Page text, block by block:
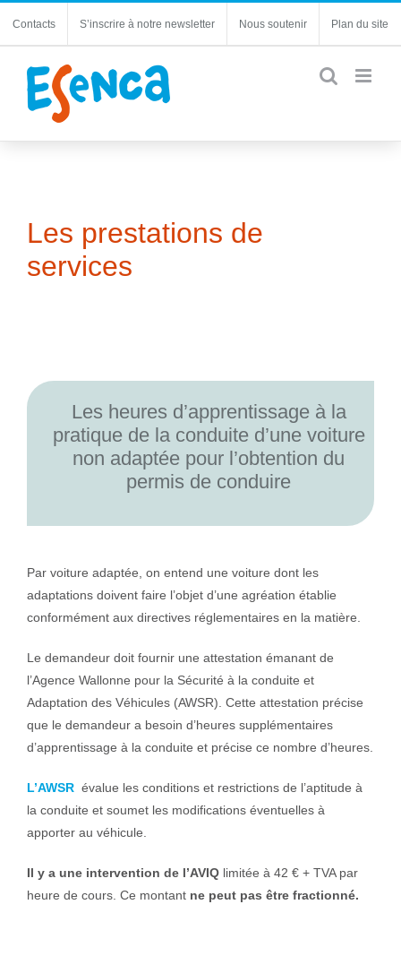
Contacts S’inscrire à notre newsletter Nous soutenir Plan du site
Les prestations de
services
Les heures d’apprentissage à la
pratique de la conduite d’une voiture
non adaptée pour l’obtention du
permis de conduire
Par voiture adaptée, on entend une voiture dont les
adaptations doivent faire l’objet d’une agréation établie
conformément aux directives réglementaires en la matière.
Le demandeur doit fournir une attestation émanant de
l’Agence Wallonne pour la Sécurité à la conduite et
Adaptation des Véhicules (AWSR). Cette attestation précise
que le demandeur a besoin d’heures supplémentaires
d’apprentissage à la conduite et précise ce nombre d’heures.
L’AWSRévalue les conditions et restrictions de l’aptitude à
la conduite et soumet les modifications éventuelles à
apporter au véhicule.
Il y a une intervention de l’AVIQ limitée à 42 € + TVA par
heure de cours. Ce montant ne peut pas être fractionné.